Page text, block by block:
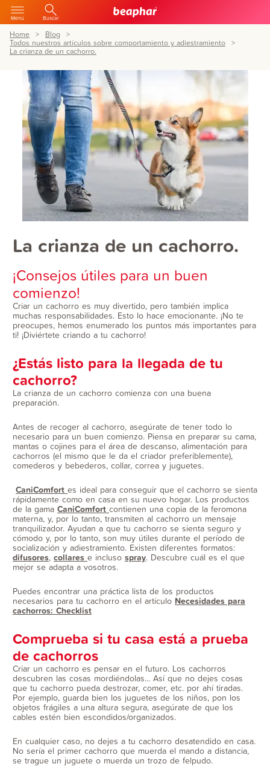
Menú Buscar
Home
Blog
Todos nuestros artículos sobre comportamiento y adiestramiento
La crianza de un cachorro.
La crianza de un cachorro.
¡Consejos útiles para un buen
comienzo!
Criar un cachorro es muy divertido, pero también implica
muchas responsabilidades. Esto lo hace emocionante. ¡No te
preocupes, hemos enumerado los puntos más importantes para
ti! ¡Diviértete criando a tu cachorro!
¿Estás listo para la llegada de tu
cachorro?
La crianza de un cachorro comienza con una buena
preparación.
Antes de recoger al cachorro, asegúrate de tener todo lo
necesario para un buen comienzo. Piensa en preparar su cama,
mantas o cojines para el área de descanso, alimentación para
cachorros (el mismo que le da el criador preferiblemente),
comederos y bebederos, collar, correa y juguetes.
CaniComfort es ideal para conseguir que el cachorro se sienta
rápidamente como en casa en su nuevo hogar. Los productos
de la gama CaniComfort contienen una copia de la feromona
materna, y, por lo tanto, transmiten al cachorro un mensaje
tranquilizador. Ayudan a que tu cachorro se sienta seguro y
cómodo y, por lo tanto, son muy útiles durante el período de
socialización y adiestramiento. Existen diferentes formatos:
difusores, collares e incluso spray. Descubre cuál es el que
mejor se adapta a vosotros.
Puedes encontrar una práctica lista de los productos
necesarios para tu cachorro en el artículo Necesidades para
cachorros: Checklist
Comprueba si tu casa está a prueba
de cachorros
Criar un cachorro es pensar en el futuro. Los cachorros
descubren las cosas mordiéndolas... Así que no dejes cosas
que tu cachorro pueda destrozar, comer, etc. por ahí tiradas.
Por ejemplo, guarda bien los juguetes de los niños, pon los
objetos frágiles a una altura segura, asegúrate de que los
cables estén bien escondidos/organizados.
En cualquier caso, no dejes a tu cachorro desatendido en casa.
No sería el primer cachorro que muerda el mando a distancia,
se trague un juguete o muerda un trozo de felpudo.